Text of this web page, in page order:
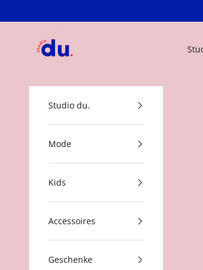
Studio du.
Mode
Kids
Accessoires
Geschenke